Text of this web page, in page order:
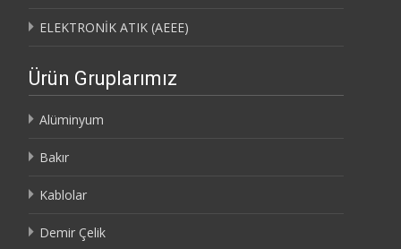
ELEKTRONİK ATIK (AEEE)
Ürün Gruplarımız
Alüminyum
Bakır
Kablolar
Demir Çelik